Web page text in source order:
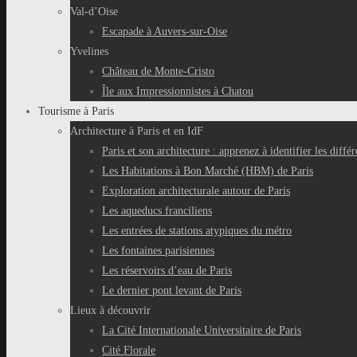
Val-d’Oise
Escapade à Auvers-sur-Oise
Yvelines
Château de Monte-Cristo
Île aux Impressionnistes à Chatou
Tourisme à Paris
Architecture à Paris et en IdF
Paris et son architecture : apprenez à identifier les
Les Habitations à Bon Marché (HBM) de Paris
Exploration architecturale autour de Paris
Les aqueducs franciliens
Les entrées de stations atypiques du métro
Les fontaines parisiennes
Les réservoirs d’eau de Paris
Le dernier pont levant de Paris
Lieux à découvrir
La Cité Internationale Universitaire de Paris
Cité Florale